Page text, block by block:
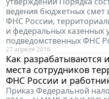
ведения бюджетных смет
ФНС России,
и федеральных казенных
подведомственных ФНС
27 апреля 2016
Как разрабатываются
места сотрудников
ФНС России и
Приказ Федеральной